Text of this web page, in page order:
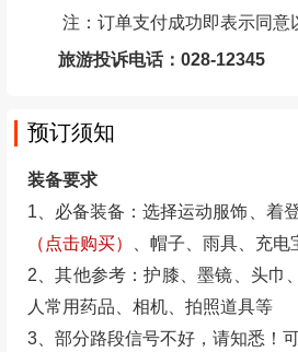
费用，旅游者按照实际发生的费
点到达，避免迟到。
6、活动不接受任何迟到理由
门晚了、打不到车、找不到路、
守时的特权行为，集合时间未到
发时间为等待时间，超过出发时
且迟到不等不退费。
7、孕妇不可报名、未成年人